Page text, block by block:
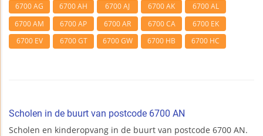
6700 AG
6700 AH 6700 AJ 6700 AK
6700 AL
6700 AM
6700 AP 6700 AR 6700 CA
6700 EK
6700 EV
6700 GT 6700 GW 6700 HB 6700 HC
Scholen in de buurt van postcode 6700 AN
Scholen en kinderopvang in de buurt van postcode 6700 AN.